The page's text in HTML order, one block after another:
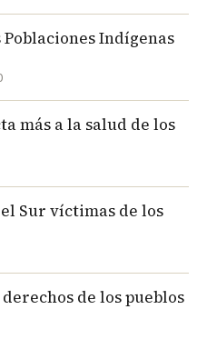
Indígenas
más a la salud de los
Sur víctimas de los
de los pueblos